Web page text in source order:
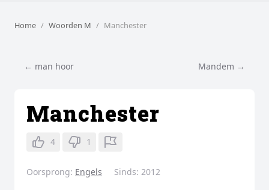
Home Woorden M Manchester
← man hoor Mandem →
Manchester
4 1
Oorsprong: Engels Sinds: 2012